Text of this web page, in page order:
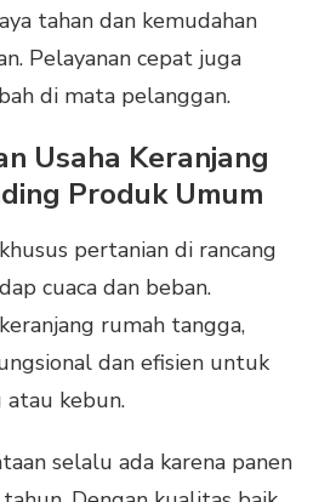
tahan dan kemudahan
Pelayanan cepat juga
di mata pelanggan.
Usaha Keranjang
Produk Umum
pertanian di rancang
cuaca dan beban.
rumah tangga,
dan efisien untuk
kebun.
selalu ada karena panen